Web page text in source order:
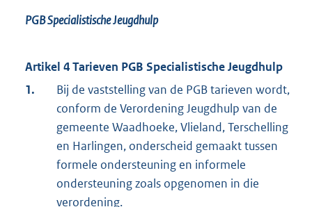
PGB Specialistische Jeugdhulp
Artikel 4 Tarieven PGB Specialistische Jeugdhulp
1.
Bij de vaststelling van de PGB tarieven wordt,
conform de Verordening Jeugdhulp van de
gemeente Waadhoeke, Vlieland, Terschelling
en Harlingen, onderscheid gemaakt tussen
formele ondersteuning en informele
ondersteuning zoals opgenomen in die
verordening.